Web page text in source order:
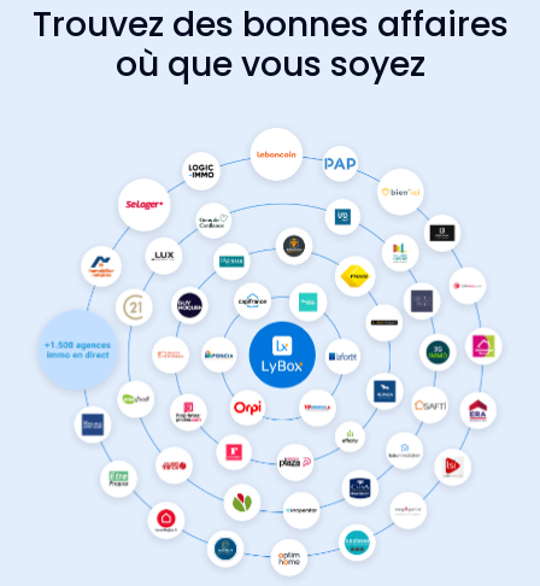
Trouvez des bonnes affaires
où que vous soyez